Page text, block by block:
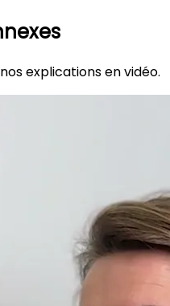
explications en vidéo.